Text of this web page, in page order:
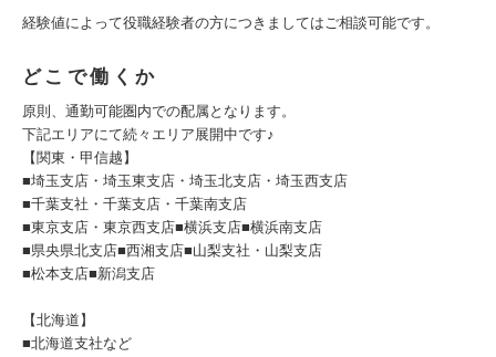
経験値によって役職経験者の方につきましてはご相談可能です。
どこで働くか
原則、通勤可能圏内での配属となります。
下記エリアにて続々エリア展開中です♪
【関東・甲信越】
■埼玉支店・埼玉東支店・埼玉北支店・埼玉西支店
■千葉支社・千葉支店・千葉南支店
■東京支店・東京西支店■横浜支店■横浜南支店
■県央県北支店■西湘支店■山梨支社・山梨支店
■松本支店■新潟支店
【北海道】
■北海道支社など